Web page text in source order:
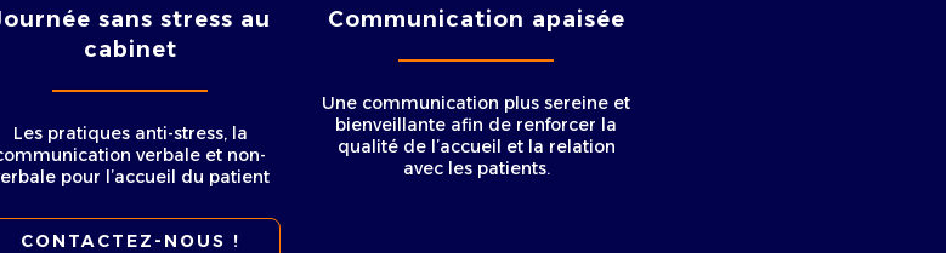
sans stress au
cabinet
Les pratiques anti-stress, la
verbale et non-
pour l’accueil du patient
CONTACTEZ-NOUS !
Communication apaisée
Une communication plus sereine et
bienveillante afin de renforcer la
qualité de l’accueil et la relation
avec les patients.